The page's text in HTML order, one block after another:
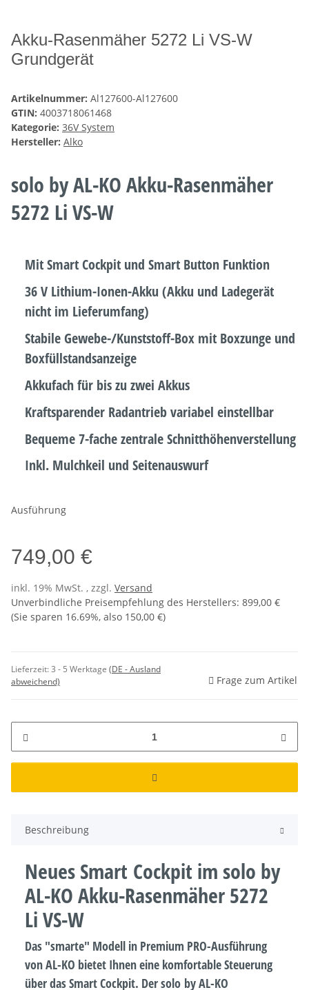
Akku-Rasenmäher 5272 Li VS-W
Grundgerät
Artikelnummer: Al127600-Al127600
GTIN: 4003718061468
Kategorie: 36V System
Hersteller: Alko
solo by AL-KO Akku-Rasenmäher
5272 Li VS-W
Mit Smart Cockpit und Smart Button Funktion
36 V Lithium-Ionen-Akku (Akku und Ladegerät
nicht im Lieferumfang)
Stabile Gewebe-/Kunststoff-Box mit Boxzunge und
Boxfüllstandsanzeige
Akkufach für bis zu zwei Akkus
Kraftsparender Radantrieb variabel einstellbar
Bequeme 7-fache zentrale Schnitthöhenverstellung
Inkl. Mulchkeil und Seitenauswurf
Ausführung
749,00 €
inkl. 19% MwSt. , zzgl. Versand
Unverbindliche Preisempfehlung des Herstellers: 899,00 €
(Sie sparen 16.69%, also 150,00 €)
Lieferzeit:3 - 5 Werktage (DE - Ausland
abweichend)
Frage zum Artikel
Beschreibung
Neues Smart Cockpit im solo by
AL-KO Akku-Rasenmäher 5272
Li VS-W
Das "smarte" Modell in Premium PRO-Ausführung
von AL-KO bietet Ihnen eine komfortable Steuerung
über das Smart Cockpit. Der solo by AL-KO